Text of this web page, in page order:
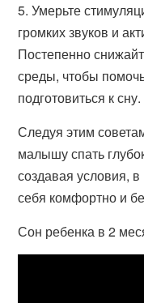
5. Умерьте
громких звуков и
Постепенно
среды, чтобы
подготовиться к сну.
Следуя этим
малышу спать
создавая условия, в
себя комфортно и
Сон ребенка в 2